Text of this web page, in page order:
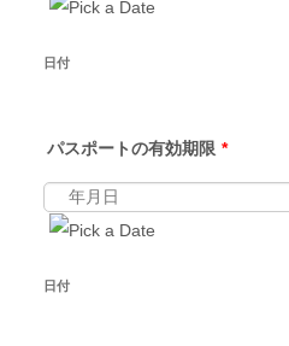
日付
パスポートの有効期限 *
日付